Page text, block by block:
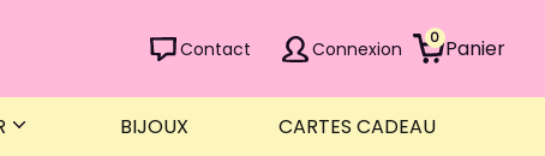
Contact Connexion 0 Panier
BIJOUX CARTES CADEAU